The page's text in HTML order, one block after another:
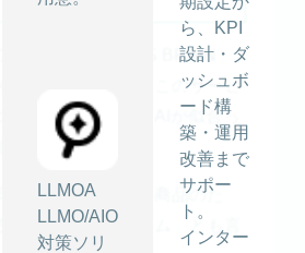
LLMOA
LLMO/AIO
対策ソリ
ら、KPI
設計・ダ
ッシュボ
ード構
築・運用
改善まで
サポー
ト。
インター
イエヌは、「JINS BRAIN」
提供しています。このサービ
試着画像に対してAIが似合っ
てくれます。
象が変わりやすい商品のた
敗出来ないアイテム」とも言